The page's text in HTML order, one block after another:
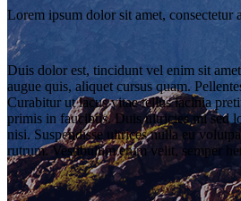
Lorem ipsum dolor sit amet,
Duis dolor est, tincidunt vel enim sit
augue quis, aliquet cursus quam.
Curabitur ut lacus vitae tellus lacinia
primis in faucibus. Duis ultricies mi sed
nisi. Suspendisse ultrices nulla eu
rutrum. Vestibulum enim velit, semper